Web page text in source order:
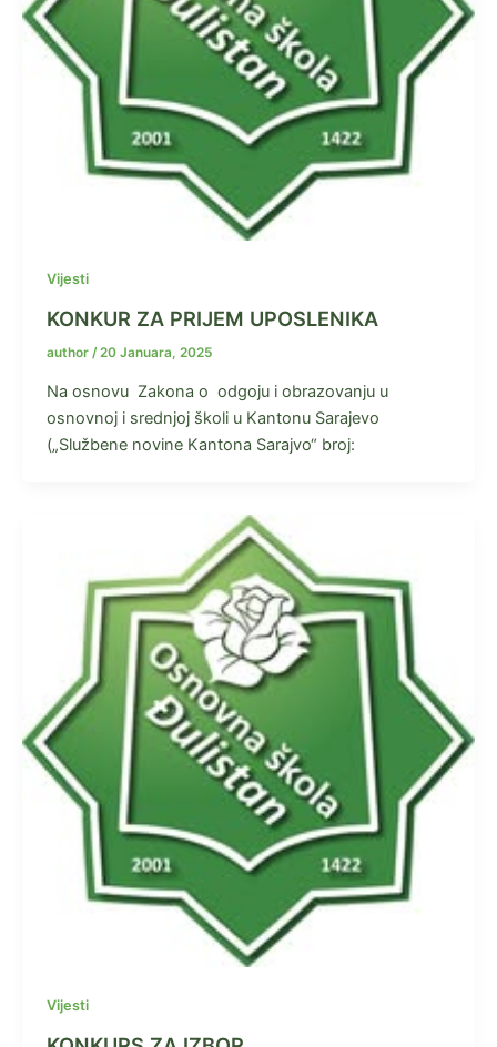
Vijesti
KONKUR ZA PRIJEM UPOSLENIKA
author /20 Januara, 2025
Na osnovu Zakona o odgoju i obrazovanju u
osnovnoj i srednjoj školi u Kantonu Sarajevo
(„Službene novine Kantona Sarajvo“ broj:
Vijesti